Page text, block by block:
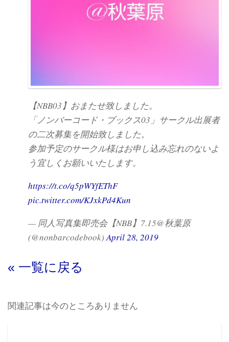
【NBB03】おまたせ致しました。
「ノンバーコード・ブックス03」サークル出展者
の二次募集を開始致しました。
参加予定のサークル様はお申し込み忘れのないよ
う宜しくお願いいたします。
https://t.co/q5pWYfEThF
pic.twitter.com/KJxkPd4Kun
— 同人写真集即売会【NBB】7.15@秋葉原
(@nonbarcodebook) April 28, 2019
« 一覧に戻る
関連記事は今のところありません